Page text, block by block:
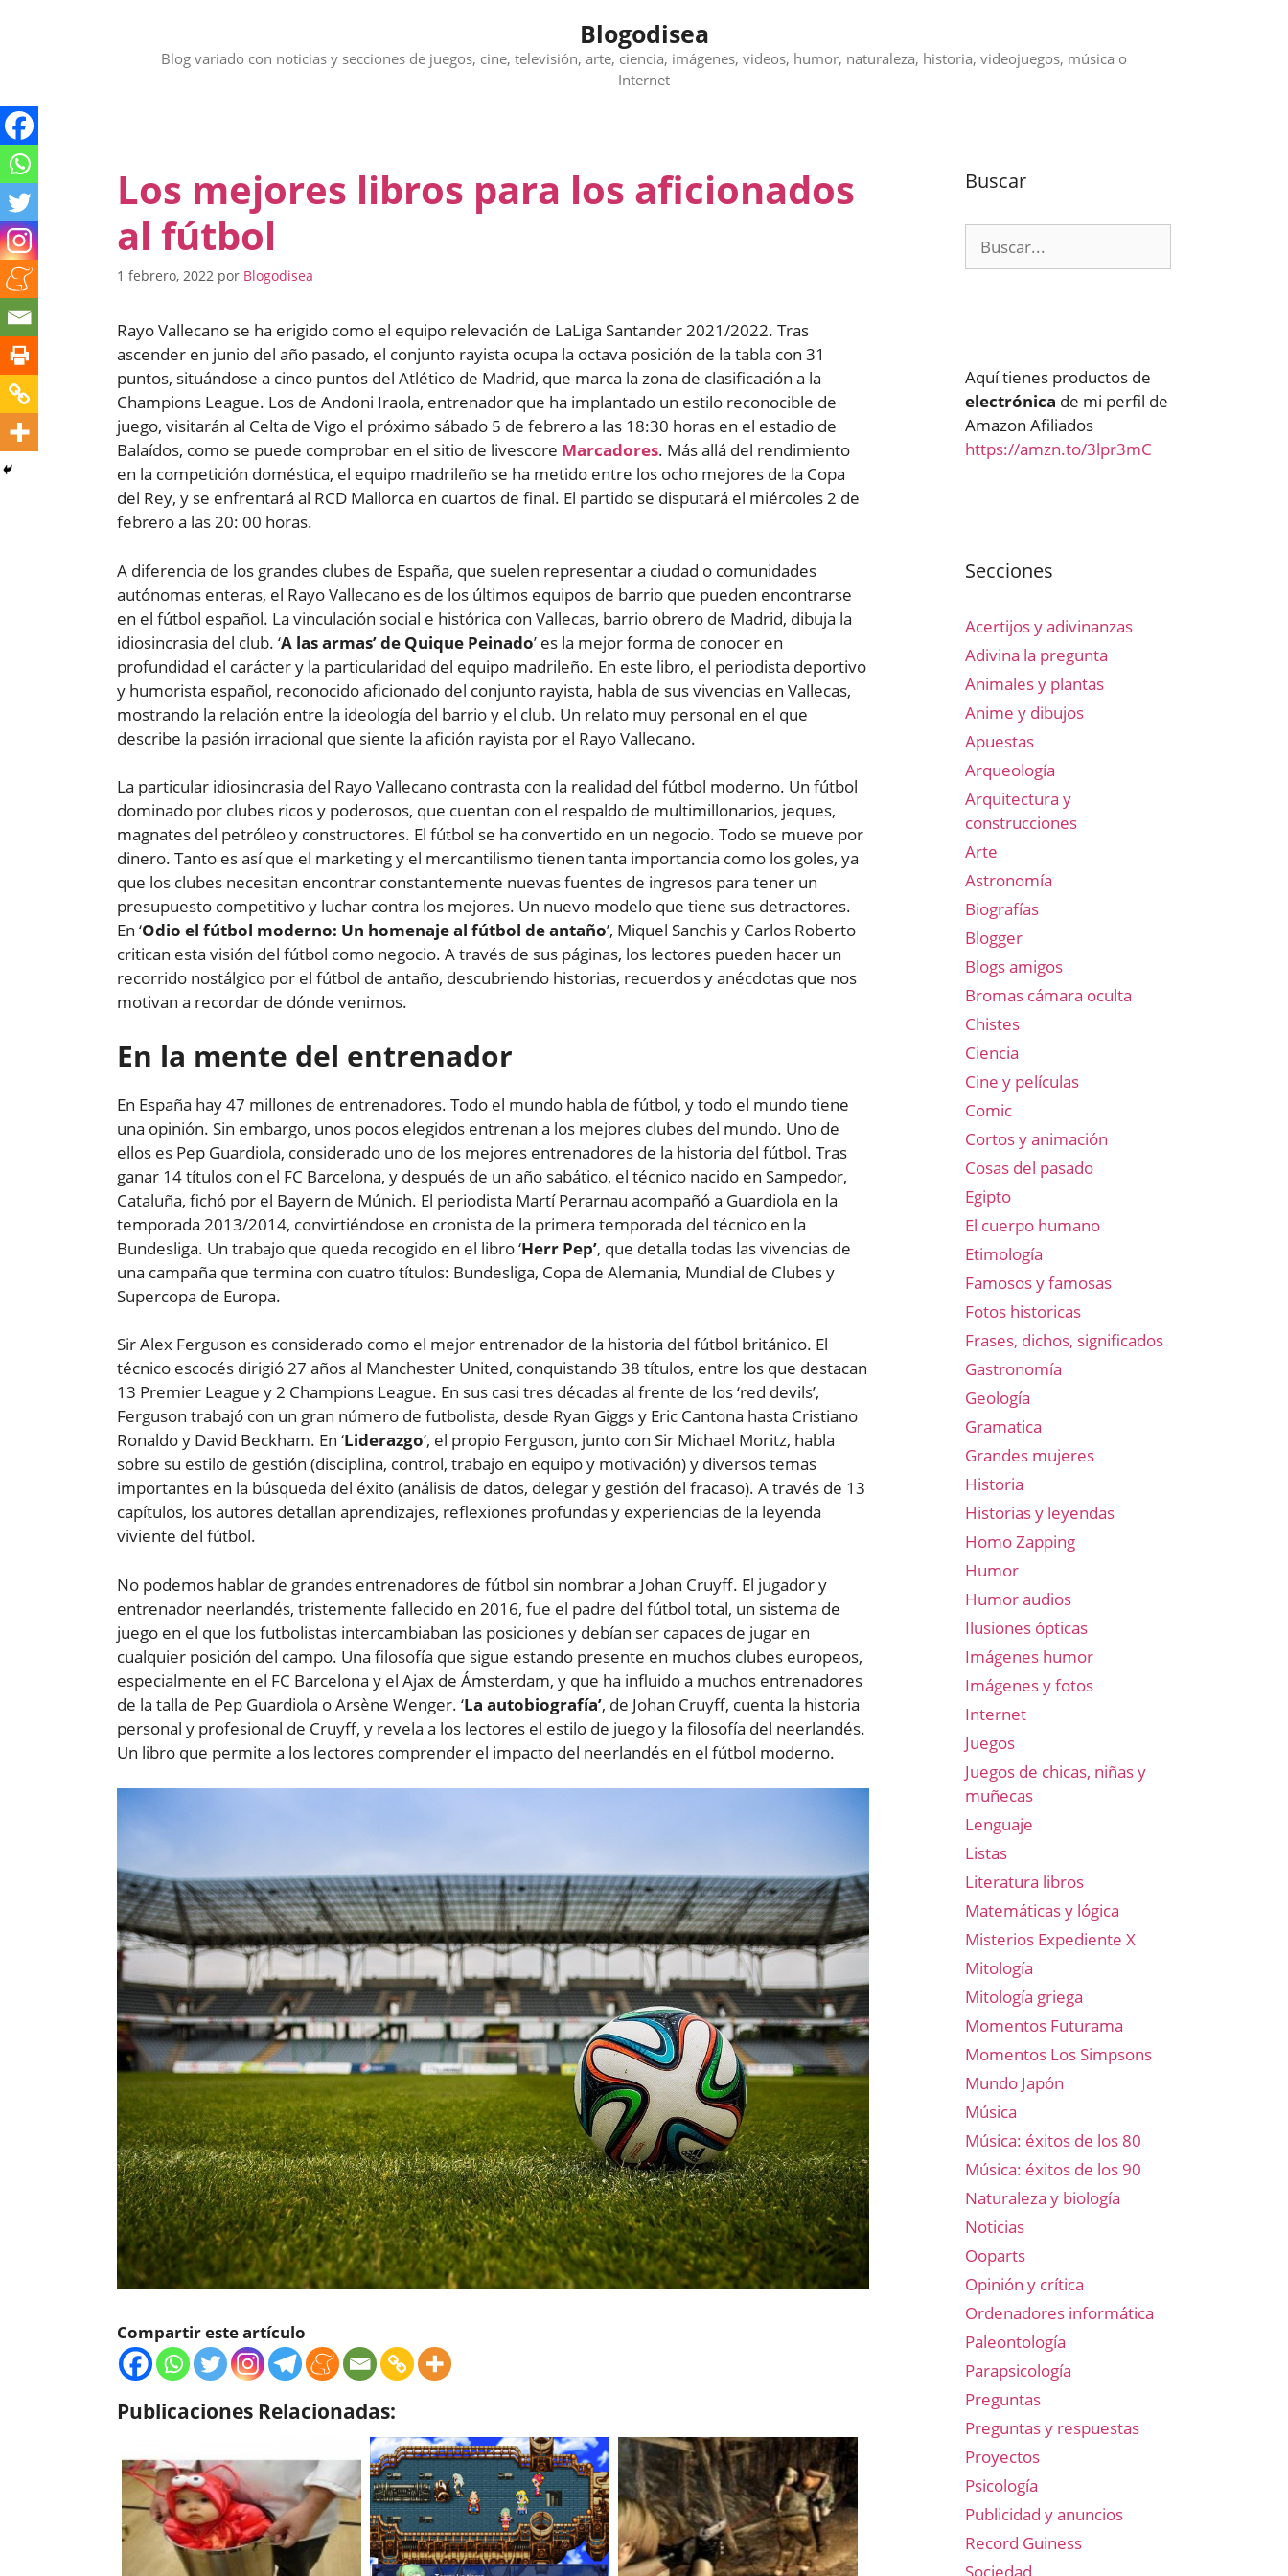
Blogodisea
Blog variado con noticias y secciones de juegos, cine, televisión, arte, ciencia, imágenes, videos, humor, naturaleza, historia, videojuegos, música o
Internet
Los mejores libros para los aficionados
al fútbol
1 febrero, 2022 por Blogodisea
Rayo Vallecano se ha erigido como el equipo relevación de LaLiga Santander 2021/2022. Tras
ascender en junio del año pasado, el conjunto rayista ocupa la octava posición de la tabla con 31
puntos, situándose a cinco puntos del Atlético de Madrid, que marca la zona de clasificación a la
Champions League. Los de Andoni Iraola, entrenador que ha implantado un estilo reconocible de
juego, visitarán al Celta de Vigo el próximo sábado 5 de febrero a las 18:30 horas en el estadio de
Balaídos, como se puede comprobar en el sitio de livescore Marcadores. Más allá del rendimiento
en la competición doméstica, el equipo madrileño se ha metido entre los ocho mejores de la Copa
del Rey, y se enfrentará al RCD Mallorca en cuartos de final. El partido se disputará el miércoles 2 de
febrero a las 20: 00 horas.
A diferencia de los grandes clubes de España, que suelen representar a ciudad o comunidades
autónomas enteras, el Rayo Vallecano es de los últimos equipos de barrio que pueden encontrarse
en el fútbol español. La vinculación social e histórica con Vallecas, barrio obrero de Madrid, dibuja la
idiosincrasia del club. ‘A las armas’ de Quique Peinado’ es la mejor forma de conocer en
profundidad el carácter y la particularidad del equipo madrileño. En este libro, el periodista deportivo
y humorista español, reconocido aficionado del conjunto rayista, habla de sus vivencias en Vallecas,
mostrando la relación entre la ideología del barrio y el club. Un relato muy personal en el que
describe la pasión irracional que siente la afición rayista por el Rayo Vallecano.
La particular idiosincrasia del Rayo Vallecano contrasta con la realidad del fútbol moderno. Un fútbol
dominado por clubes ricos y poderosos, que cuentan con el respaldo de multimillonarios, jeques,
magnates del petróleo y constructores. El fútbol se ha convertido en un negocio. Todo se mueve por
dinero. Tanto es así que el marketing y el mercantilismo tienen tanta importancia como los goles, ya
que los clubes necesitan encontrar constantemente nuevas fuentes de ingresos para tener un
presupuesto competitivo y luchar contra los mejores. Un nuevo modelo que tiene sus detractores.
En ‘Odio el fútbol moderno: Un homenaje al fútbol de antaño’, Miquel Sanchis y Carlos Roberto
critican esta visión del fútbol como negocio. A través de sus páginas, los lectores pueden hacer un
recorrido nostálgico por el fútbol de antaño, descubriendo historias, recuerdos y anécdotas que nos
motivan a recordar de dónde venimos.
En la mente del entrenador
En España hay 47 millones de entrenadores. Todo el mundo habla de fútbol, y todo el mundo tiene
una opinión. Sin embargo, unos pocos elegidos entrenan a los mejores clubes del mundo. Uno de
ellos es Pep Guardiola, considerado uno de los mejores entrenadores de la historia del fútbol. Tras
ganar 14 títulos con el FC Barcelona, y después de un año sabático, el técnico nacido en Sampedor,
Cataluña, fichó por el Bayern de Múnich. El periodista Martí Perarnau acompañó a Guardiola en la
temporada 2013/2014, convirtiéndose en cronista de la primera temporada del técnico en la
Bundesliga. Un trabajo que queda recogido en el libro ‘Herr Pep’, que detalla todas las vivencias de
una campaña que termina con cuatro títulos: Bundesliga, Copa de Alemania, Mundial de Clubes y
Supercopa de Europa.
Sir Alex Ferguson es considerado como el mejor entrenador de la historia del fútbol británico. El
técnico escocés dirigió 27 años al Manchester United, conquistando 38 títulos, entre los que destacan
13 Premier League y 2 Champions League. En sus casi tres décadas al frente de los ‘red devils’,
Ferguson trabajó con un gran número de futbolista, desde Ryan Giggs y Eric Cantona hasta Cristiano
Ronaldo y David Beckham. En ‘Liderazgo’, el propio Ferguson, junto con Sir Michael Moritz, habla
sobre su estilo de gestión (disciplina, control, trabajo en equipo y motivación) y diversos temas
importantes en la búsqueda del éxito (análisis de datos, delegar y gestión del fracaso). A través de 13
capítulos, los autores detallan aprendizajes, reflexiones profundas y experiencias de la leyenda
viviente del fútbol.
No podemos hablar de grandes entrenadores de fútbol sin nombrar a Johan Cruyff. El jugador y
entrenador neerlandés, tristemente fallecido en 2016, fue el padre del fútbol total, un sistema de
juego en el que los futbolistas intercambiaban las posiciones y debían ser capaces de jugar en
cualquier posición del campo. Una filosofía que sigue estando presente en muchos clubes europeos,
especialmente en el FC Barcelona y el Ajax de Ámsterdam, y que ha influido a muchos entrenadores
de la talla de Pep Guardiola o Arsène Wenger. ‘La autobiografía’, de Johan Cruyff, cuenta la historia
personal y profesional de Cruyff, y revela a los lectores el estilo de juego y la filosofía del neerlandés.
Un libro que permite a los lectores comprender el impacto del neerlandés en el fútbol moderno.
Compartir este artículo
Publicaciones Relacionadas:
Buscar
Aquí tienes productos de
electrónica de mi perfil de
Amazon Afiliados
https://amzn.to/3lpr3mC
Secciones
Acertijos y adivinanzas
Adivina la pregunta
Animales y plantas
Anime y dibujos
Apuestas
Arqueología
Arquitectura y
construcciones
Arte
Astronomía
Biografías
Blogger
Blogs amigos
Bromas cámara oculta
Chistes
Ciencia
Cine y películas
Comic
Cortos y animación
Cosas del pasado
Egipto
El cuerpo humano
Etimología
Famosos y famosas
Fotos historicas
Frases, dichos, significados
Gastronomía
Geología
Gramatica
Grandes mujeres
Historia
Historias y leyendas
Homo Zapping
Humor
Humor audios
Ilusiones ópticas
Imágenes humor
Imágenes y fotos
Internet
Juegos
Juegos de chicas, niñas y
muñecas
Lenguaje
Listas
Literatura libros
Matemáticas y lógica
Misterios Expediente X
Mitología
Mitología griega
Momentos Futurama
Momentos Los Simpsons
Mundo Japón
Música
Música: éxitos de los 80
Música: éxitos de los 90
Naturaleza y biología
Noticias
Ooparts
Opinión y crítica
Ordenadores informática
Paleontología
Parapsicología
Preguntas
Preguntas y respuestas
Proyectos
Psicología
Publicidad y anuncios
Record Guiness